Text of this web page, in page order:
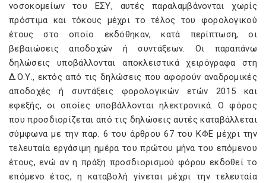
νοσοκομείων του ΕΣΥ, αυτές παραλαμβάνονται χωρίς
πρόστιμα και τόκους μέχρι το τέλος του φορολογικού
έτους στο οποίο εκδόθηκαν, κατά περίπτωση, οι
βεβαιώσεις αποδοχών ή συντάξεων. Οι παραπάνω
δηλώσεις υποβάλλονται αποκλειστικά χειρόγραφα στη
Δ.Ο.Υ., εκτός από τις δηλώσεις που αφορούν αναδρομικές
αποδοχές ή συντάξεις φορολογικών ετών 2015 και
εφεξής, οι οποίες υποβάλλονται ηλεκτρονικά. Ο φόρος
που προσδιορίζεται από τις δηλώσεις αυτές καταβάλλεται
σύμφωνα με την παρ. 6 του άρθρου 67 του ΚΦΕ μέχρι την
τελευταία εργάσιμη ημέρα του πρώτου μήνα του επόμενου
έτους, ενώ αν η πράξη προσδιορισμού φόρου εκδοθεί το
επόμενο έτος, η καταβολή γίνεται μέχρι την τελευταία